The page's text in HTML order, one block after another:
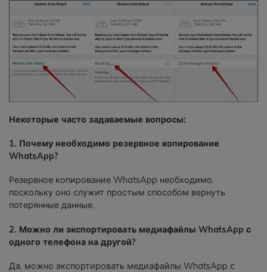
Некоторые часто задаваемые вопросы:
1. Почему необходимо резервное копирование
WhatsApp?
Резервное копирование WhatsApp необходимо,
поскольку оно служит простым способом вернуть
потерянные данные.
2. Можно ли экспортировать медиафайлы WhatsApp с
одного телефона на другой?
Да, можно экспортировать медиафайлы WhatsApp с